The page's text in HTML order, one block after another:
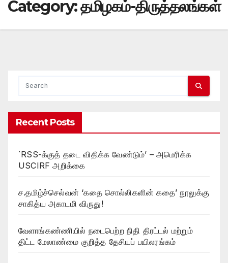
Category:தமிழகம்-திருத்தலங்கள்
Recent Posts
`RSS-க்குத் தடை விதிக்க வேண்டும்’ – அமெரிக்க
USCIRF அறிக்கை
ச.தமிழ்ச்செல்வன் ‘கதை சொல்லிகளின் கதை’ நூலுக்கு
சாகித்ய அகாடமி விருது!
வேளாங்கண்ணியில் நடைபெற்ற நிதி திரட்டல் மற்றும்
திட்ட மேலாண்மை குறித்த தேசியப் பயிலரங்கம்